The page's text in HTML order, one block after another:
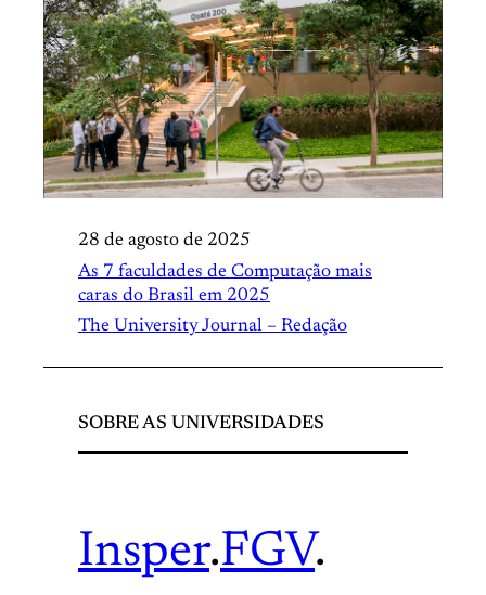
28 de agosto de 2025
As 7 faculdades de Computação mais
caras do Brasil em 2025
The University Journal – Redação
SOBRE AS UNIVERSIDADES
Insper.FGV.